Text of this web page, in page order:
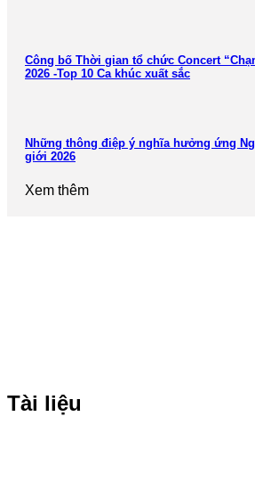
Công bố Thời gian tổ chức Concert
2026 -Top 10 Ca khúc xuất sắc
Những thông điệp ý nghĩa hưởng ứng
giới 2026
Xem thêm
Tài liệu